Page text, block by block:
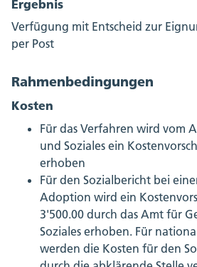
Ergebnis
Verfügung mit Entscheid zur
per Post
Rahmenbedingungen
Kosten
Für das Verfahren wird vom
und Soziales ein
erhoben
Für den Sozialbericht bei
Adoption wird ein
3'500.00 durch das Amt für
Soziales erhoben. Für
werden die Kosten für den